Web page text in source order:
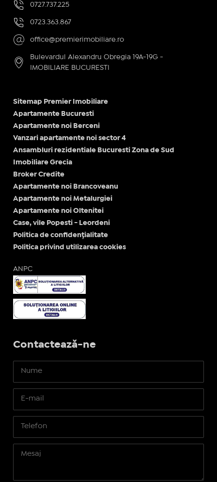
0727.737.225
0723.363.867
office@premierimobiliare.ro
Bulevardul Alexandru Obregia 19A-19G -
IMOBILIARE BUCURESTI
Sitemap Premier Imobiliare
Apartamente Bucuresti
Apartamente noi Berceni
Vanzari apartamente noi sector 4
Ansambluri rezidentiale Bucuresti Zona de Sud
Imobiliare Grecia
Broker Credite
Apartamente noi Brancoveanu
Apartamente noi Metalurgiei
Apartamente noi Oltenitei
Case, vile Popesti - Leordeni
Politica de confidențialitate
Politica privind utilizarea cookies
ANPC
Contactează-ne